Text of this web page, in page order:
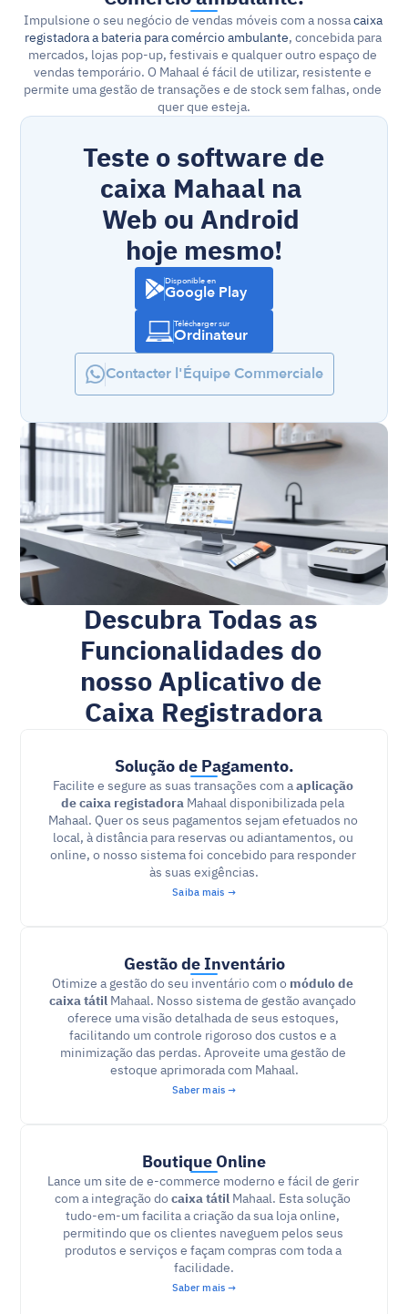
Impulsione o seu negócio de vendas móveis com a nossa caixa
registadora a bateria para comércio ambulante, concebida para
mercados, lojas pop-up, festivais e qualquer outro espaço de
vendas temporário. O Mahaal é fácil de utilizar, resistente e
permite uma gestão de transações e de stock sem falhas, onde
quer que esteja.
Teste o software de
caixa Mahaal na
Web ou Android
hoje mesmo!
Disponible en
Google Play
Télécharger sur
Ordinateur
Contacter l'Équipe Commerciale
Descubra Todas as
Funcionalidades do
nosso Aplicativo de
Caixa Registradora
Solução de Pagamento.
Facilite e segure as suas transações com a aplicação
de caixa registadora Mahaal disponibilizada pela
Mahaal. Quer os seus pagamentos sejam efetuados no
local, à distância para reservas ou adiantamentos, ou
online, o nosso sistema foi concebido para responder
às suas exigências.
Saiba mais →
Gestão de Inventário
Otimize a gestão do seu inventário com o módulo de
caixa tátil Mahaal. Nosso sistema de gestão avançado
oferece uma visão detalhada de seus estoques,
facilitando um controle rigoroso dos custos e a
minimização das perdas. Aproveite uma gestão de
estoque aprimorada com Mahaal.
Saber mais →
Boutique Online
Lance um site de e-commerce moderno e fácil de gerir
com a integração do caixa tátil Mahaal. Esta solução
tudo-em-um facilita a criação da sua loja online,
permitindo que os clientes naveguem pelos seus
produtos e serviços e façam compras com toda a
facilidade.
Saber mais →